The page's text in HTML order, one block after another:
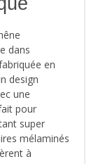
dans
en
design
une
pour
super
mélaminés
à